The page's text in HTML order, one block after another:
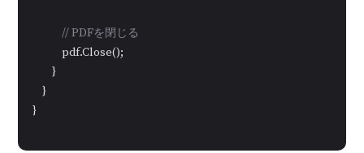
// PDFを閉じる
            pdf.Close();
        }
    }
}